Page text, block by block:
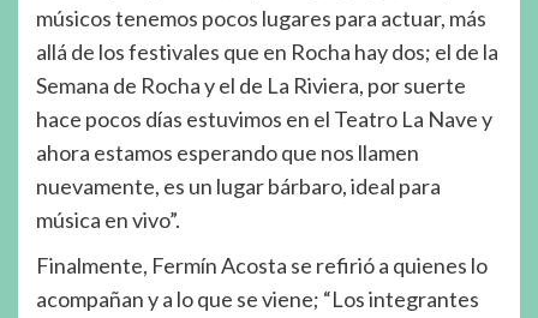
músicos tenemos pocos lugares para actuar, más
allá de los festivales que en Rocha hay dos; el de la
Semana de Rocha y el de La Riviera, por suerte
hace pocos días estuvimos en el Teatro La Nave y
ahora estamos esperando que nos llamen
nuevamente, es un lugar bárbaro, ideal para
música en vivo”.
Finalmente, Fermín Acosta se refirió a quienes lo
acompañan y a lo que se viene; “Los integrantes